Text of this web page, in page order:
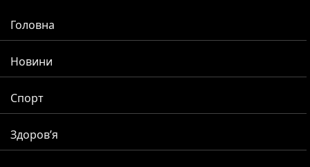
Головна
Новини
Спорт
Здоров’я